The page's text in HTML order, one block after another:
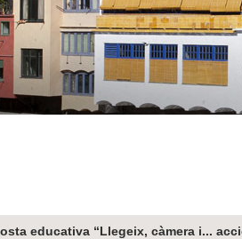
educativa “Llegeix, càmera i...